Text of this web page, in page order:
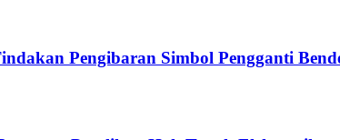
Pengibaran Simbol Pengganti